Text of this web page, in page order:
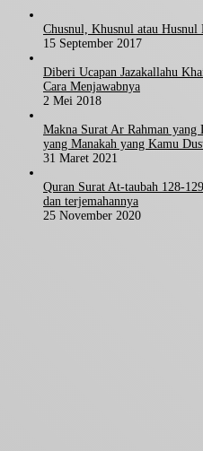
Chusnul, Khusnul atau Husnul
15 September 2017
Diberi Ucapan Jazakallahu
Cara Menjawabnya
2 Mei 2018
Makna Surat Ar Rahman
yang Manakah yang Kamu
31 Maret 2021
Quran Surat At-taubah 128-
dan terjemahannya
25 November 2020